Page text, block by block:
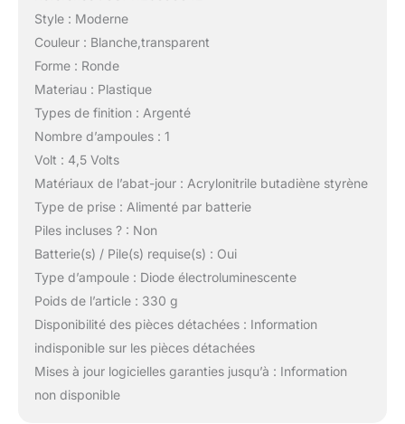
Style : Moderne
Couleur : Blanche,transparent
Forme : Ronde
Materiau : Plastique
Types de finition : Argenté
Nombre d’ampoules : 1
Volt : 4,5 Volts
Matériaux de l’abat-jour : Acrylonitrile butadiène styrène
Type de prise : Alimenté par batterie
Piles incluses ? : Non
Batterie(s) / Pile(s) requise(s) : Oui
Type d’ampoule : Diode électroluminescente
Poids de l’article : 330 g
Disponibilité des pièces détachées : Information
indisponible sur les pièces détachées
Mises à jour logicielles garanties jusqu’à : Information
non disponible